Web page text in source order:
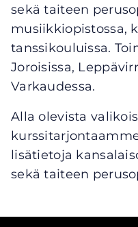
sekä taiteen
musiikkiopistossa,
tanssikouluissa.
Joroisissa,
Varkaudessa.
Alla olevista
lisätietoja
sekä taiteen